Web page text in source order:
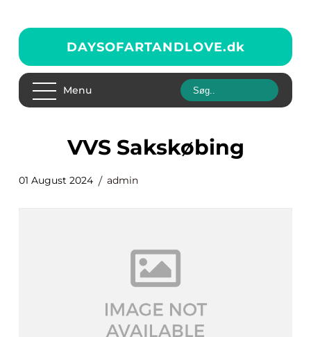
DAYSOFARTANDLOVE.dk
Menu
VVS Sakskøbing
01 August 2024 admin